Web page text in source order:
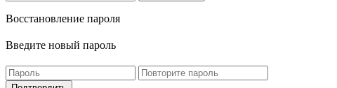
Восстановление пароля
Введите новый пароль